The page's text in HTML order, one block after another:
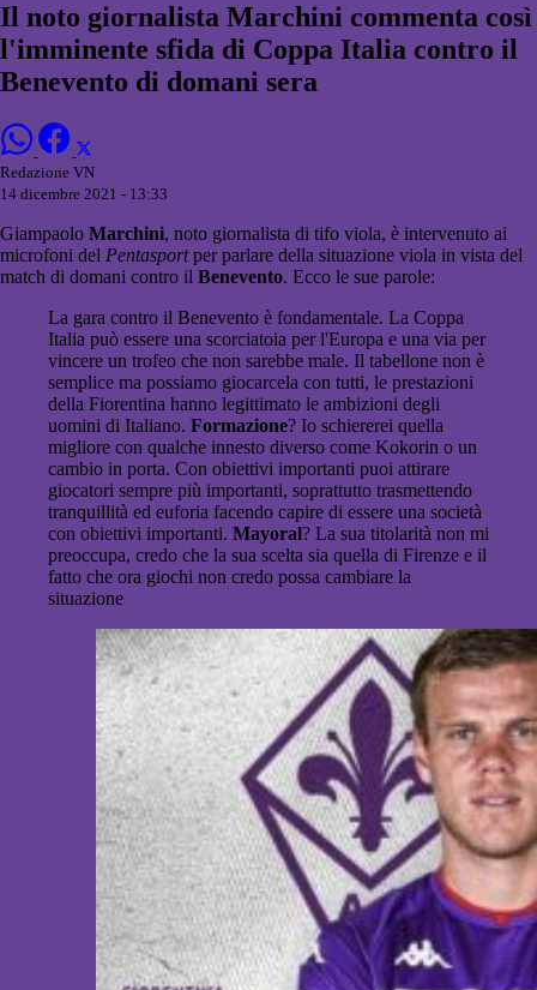
Il noto giornalista Marchini commenta così
l'imminente sfida di Coppa Italia contro il
Benevento di domani sera
Redazione VN
14 dicembre 2021 - 13:33
Giampaolo Marchini, noto giornalista di tifo viola, è intervenuto ai
microfoni del Pentasportper parlare della situazione viola in vista del
match di domani contro il Benevento. Ecco le sue parole:
La gara contro il Benevento è fondamentale. La Coppa
Italia può essere una scorciatoia per l'Europa e una via per
vincere un trofeo che non sarebbe male. Il tabellone non è
semplice ma possiamo giocarcela con tutti, le prestazioni
della Fiorentina hanno legittimato le ambizioni degli
uomini di Italiano. Formazione? Io schiererei quella
migliore con qualche innesto diverso come Kokorin o un
cambio in porta. Con obiettivi importanti puoi attirare
giocatori sempre più importanti, soprattutto trasmettendo
tranquillità ed euforia facendo capire di essere una società
con obiettivi importanti. Mayoral? La sua titolarità non mi
preoccupa, credo che la sua scelta sia quella di Firenze e il
fatto che ora giochi non credo possa cambiare la
situazione